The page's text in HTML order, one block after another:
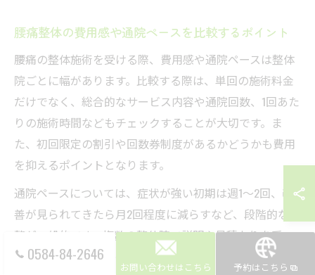
腰痛整体の費用感や通院ペースを比較するポイント
腰痛の整体施術を受ける際、費用感や通院ペースは整体
院ごとに幅があります。比較する際は、単回の施術料金
だけでなく、総合的なサービス内容や通院回数、1回あた
りの施術時間などもチェックすることが大切です。ま
た、初回限定の割引や回数券制度があるかどうかも費用
を抑えるポイントとなります。
通院ペースについては、症状が強い初期は週1～2回、改
善が見られてきたら月2回程度に減らすなど、段階的な調
整が一般的です。複数の整体院で説明や見積もりを受
け、施術内容や費用の明細、アフターケアの有無などを
0584-84-2646
お問い合わせはこちら 予約はこちら